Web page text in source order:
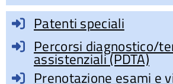
Patenti speciali
Percorsi diagnostico/
assistenziali (PDTA)
Prenotazione esami e